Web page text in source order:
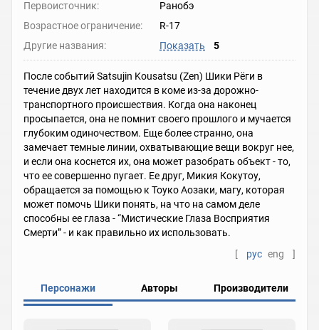
Первоисточник:
Ранобэ
Возрастное ограничение:
R-17
Другие названия:
Показать 5
После событий Satsujin Kousatsu (Zen) Шики Рёги в
течение двух лет находится в коме из-за дорожно-
транспортного происшествия. Когда она наконец
просыпается, она не помнит своего прошлого и мучается
глубоким одиночеством. Еще более странно, она
замечает темные линии, охватывающие вещи вокруг нее,
и если она коснется их, она может разобрать объект - то,
что ее совершенно пугает. Ее друг, Микия Кокутоу,
обращается за помощью к Тоуко Аозаки, магу, которая
может помочь Шики понять, на что на самом деле
способны ее глаза - “Мистические Глаза Восприятия
Смерти” - и как правильно их использовать.
[
рус eng ]
Персонажи Авторы Производители